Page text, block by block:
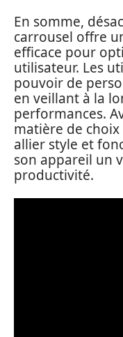
En somme,
carrousel offre
efficace pour
utilisateur. Les
pouvoir de
en veillant à la
performances.
matière de choix
allier style et
son appareil un
productivité.